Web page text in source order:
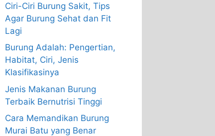
Ciri-Ciri Burung Sakit, Tips
Agar Burung Sehat dan Fit
Lagi
Burung Adalah: Pengertian,
Habitat, Ciri, Jenis
Klasifikasinya
Jenis Makanan Burung
Terbaik Bernutrisi Tinggi
Cara Memandikan Burung
Murai Batu yang Benar